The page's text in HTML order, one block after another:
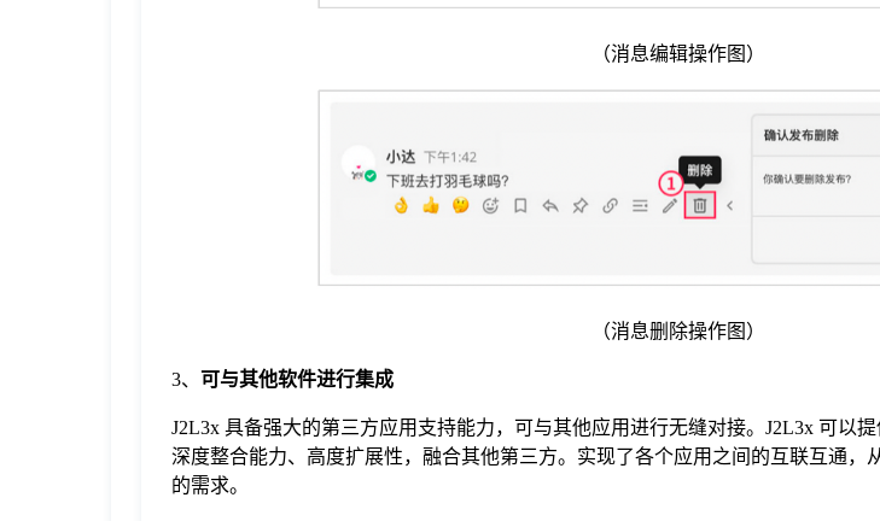
（消息编辑操作图）
（消息删除操作图）
3、 可与其他软件进行集成
J2L3x 具备强大的第三方应用支持能力，可与其他应用进行无缝对接。J2L3x 可以
深度整合能力、高度扩展性，融合其他第三方。实现了各个应用之间的互联互通，
的需求。